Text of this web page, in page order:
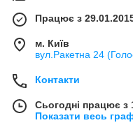
Працює з
м. Київ
вул.Ракетна 24
Контакти
Сьогодні працює з
Показати весь